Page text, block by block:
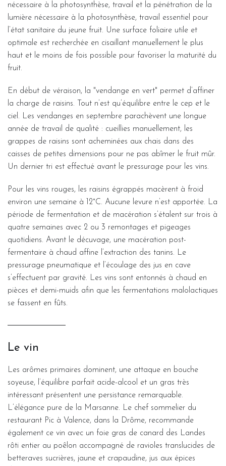
nécessaire à la photosynthèse, travail et la pénétration de la
lumière nécessaire à la photosynthèse, travail essentiel pour
l’état sanitaire du jeune fruit. Une surface foliaire utile et
optimale est recherchée en cisaillant manuellement le plus
haut et le moins de fois possible pour favoriser la maturité du
fruit.
En début de véraison, la "vendange en vert" permet d’affiner
la charge de raisins. Tout n’est qu’équilibre entre le cep et le
ciel. Les vendanges en septembre parachèvent une longue
année de travail de qualité : cueillies manuellement, les
grappes de raisins sont acheminées aux chais dans des
caisses de petites dimensions pour ne pas abîmer le fruit mûr.
Un dernier tri est effectué avant le pressurage pour les vins.
Pour les vins rouges, les raisins égrappés macèrent à froid
environ une semaine à 12°C. Aucune levure n’est apportée. La
période de fermentation et de macération s’étalent sur trois à
quatre semaines avec 2 ou 3 remontages et pigeages
quotidiens. Avant le décuvage, une macération post-
fermentaire à chaud affine l’extraction des tanins. Le
pressurage pneumatique et l’écoulage des jus en cave
s’effectuent par gravité. Les vins sont entonnés à chaud en
pièces et demi-muids afin que les fermentations malolactiques
se fassent en fûts.
Le vin
Les arômes primaires dominent, une attaque en bouche
soyeuse, l’équilibre parfait acide-alcool et un gras très
intéressant présentent une persistance remarquable.
L’élégance pure de la Marsanne. Le chef sommelier du
restaurant Pic à Valence, dans la Drôme, recommande
également ce vin avec un foie gras de canard des Landes
rôti entier au poêlon accompagné de ravioles translucides de
betteraves sucrières, jaune et crapaudine, jus aux épices